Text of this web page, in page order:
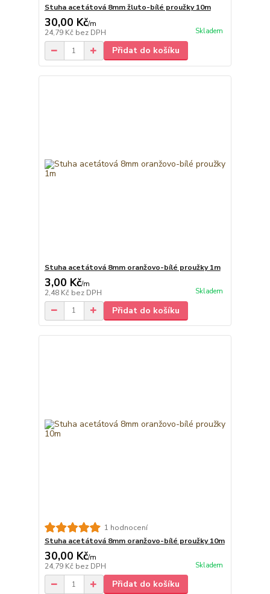
Stuha acetátová 8mm žluto-bílé proužky 10m
30,00 Kč/m
24,79 Kč bez DPH Skladem
Přidat do košíku
Stuha acetátová 8mm oranžovo-bílé proužky 1m
3,00 Kč/m
2,48 Kč bez DPH Skladem
Přidat do košíku
1 hodnocení
Stuha acetátová 8mm oranžovo-bílé proužky 10m
30,00 Kč/m
24,79 Kč bez DPH Skladem
Přidat do košíku